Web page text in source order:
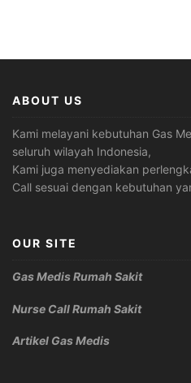
ABOUT US
Kami melayani kebutuhan Gas
seluruh wilayah Indonesia,
Kami juga menyediakan
Call sesuai dengan kebutuhan
OUR SITE
Gas Medis Rumah Sakit
Nurse Call Rumah Sakit
Artikel Gas Medis